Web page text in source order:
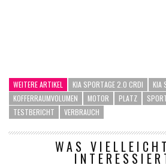
WEITERE ARTIKEL KIA SPORTAGE 2.0 CRDI
KIA
KOFFERRAUMVOLUMEN
MOTOR PLATZ
TESTBERICHT
VERBRAUCH
WAS